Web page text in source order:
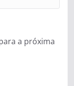
a próxima